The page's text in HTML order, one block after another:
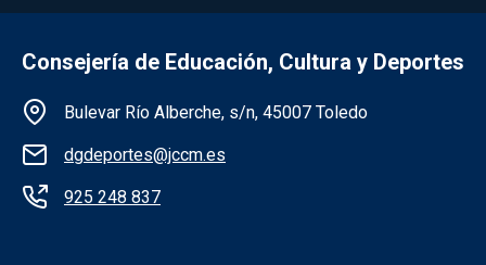
Consejería de Educación, Cultura y Deportes
Información de la institución
Bulevar Río Alberche, s/n, 45007 Toledo
dgdeportes@jccm.es
925 248 837